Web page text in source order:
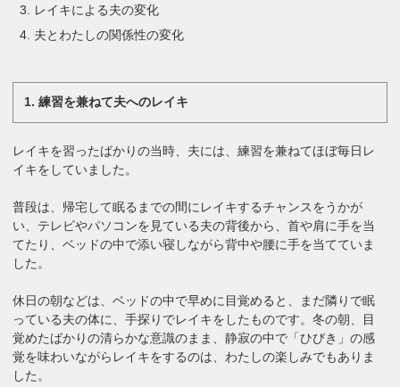
レイキによる夫の変化
夫とわたしの関係性の変化
1. 練習を兼ねて夫へのレイキ
レイキを習ったばかりの当時、夫には、練習を兼ねてほぼ毎日レ
イキをしていました。
普段は、帰宅して眠るまでの間にレイキするチャンスをうかが
い、テレビやパソコンを見ている夫の背後から、首や肩に手を当
てたり、ベッドの中で添い寝しながら背中や腰に手を当てていま
した。
休日の朝などは、ベッドの中で早めに目覚めると、まだ隣りで眠
っている夫の体に、手探りでレイキをしたものです。冬の朝、目
覚めたばかりの清らかな意識のまま、静寂の中で「ひびき」の感
覚を味わいながらレイキをするのは、わたしの楽しみでもありま
した。